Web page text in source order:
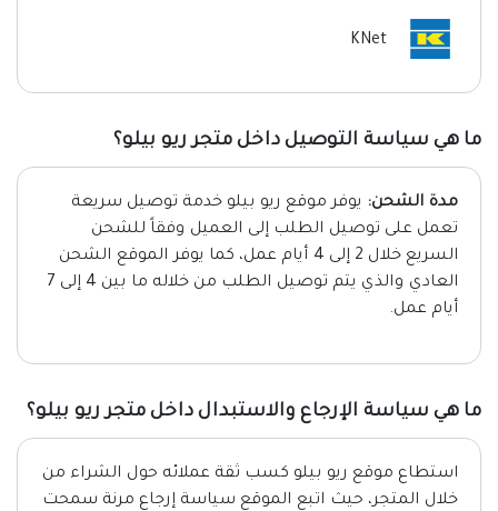
KNet
ما هي سياسة التوصيل داخل متجر ريو بيلو؟
مدة الشحن: يوفر موقع ريو بيلو خدمة توصيل سريعة
تعمل على توصيل الطلب إلى العميل وفقاً للشحن
السريع خلال 2 إلى 4 أيام عمل، كما يوفر الموقع الشحن
العادي والذي يتم توصيل الطلب من خلاله ما بين 4 إلى 7
أيام عمل.
ما هي سياسة الإرجاع والاستبدال داخل متجر ريو بيلو؟
استطاع موقع ريو بيلو كسب ثقة عملائه حول الشراء من
خلال المتجر، حيث اتبع الموقع سياسة إرجاع مرنة سمحت